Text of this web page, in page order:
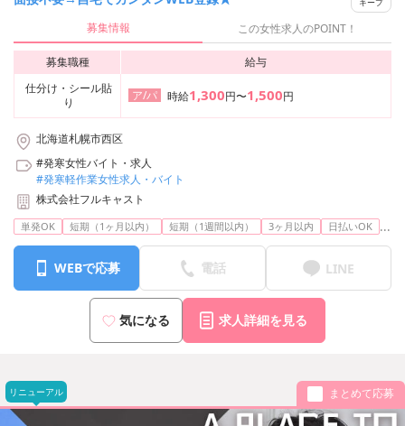
募集情報 この女性求人のPOINT！
募集職種
給与
仕分け・シール貼
り
ア/パ 時給1,300円〜1,500円
北海道札幌市西区
#発寒女性バイト・求人
#発寒軽作業女性求人・バイト
株式会社フルキャスト
単発OK 短期（1ヶ月以内） 短期（1週間以内） 3ヶ月以内 日払いOK ...
WEBで応募 電話 LINE
気になる 求人詳細を見る
リニューアル まとめて応募